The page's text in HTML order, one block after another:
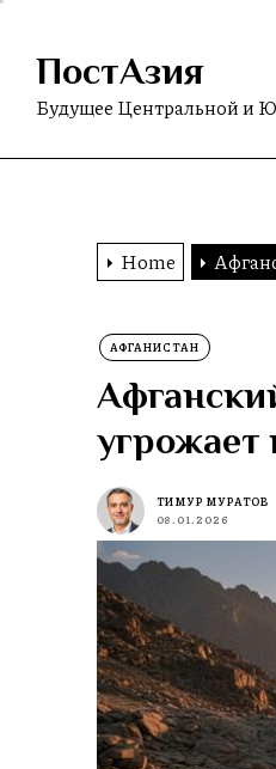
Skip
content
ПостАзия
Будущее Центральной и
Home
АФГАНИСТАН
угрожает
ТИМУР МУРАТОВ
08.01.2026